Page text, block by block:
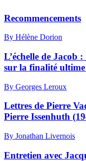
Recommencements
By Hélène Dorion
L’échelle de Jacob :
sur la finalité
By Georges Leroux
Lettres de Pierre
Pierre Issenhuth
By Jonathan Livernois
Entretien avec